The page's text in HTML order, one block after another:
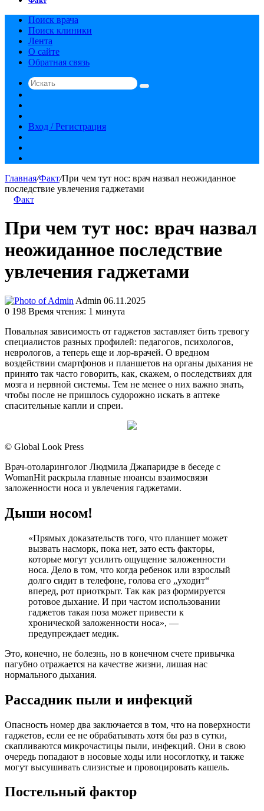
Поиск врача
Поиск клиники
Лента
О сайте
Обратная связь
Искать
статья
Вход / Регистрация
Главная/Факт/При чем тут нос: врач назвал неожиданное
последствие увлечения гаджетами
Факт
При чем тут нос: врач назвал
неожиданное последствие
увлечения гаджетами
Admin Send
an
06.11.2025
0 198 Время чтения: 1 минута
Повальная зависимость от гаджетов заставляет бить тревогу
специалистов разных профилей: педагогов, психологов,
неврологов, а теперь еще и лор-врачей. О вредном
воздействии смартфонов и планшетов на органы дыхания не
принято так часто говорить, как, скажем, о последствиях для
мозга и нервной системы. Тем не менее о них важно знать,
чтобы после не пришлось судорожно искать в аптеке
спасительные капли и спреи.
© Global Look Press
Врач-отоларинголог Людмила Джапаридзе в беседе с
WomanHit раскрыла главные нюансы взаимосвязи
заложенности носа и увлечения гаджетами.
Дыши носом!
«Прямых доказательств того, что планшет может
вызвать насморк, пока нет, зато есть факторы,
которые могут усилить ощущение заложенности
носа. Дело в том, что когда ребенок или взрослый
долго сидит в телефоне, голова его „уходит“
вперед, рот приоткрыт. Так как раз формируется
ротовое дыхание. И при частом использовании
гаджетов такая поза может привести к
хронической заложенности носа», —
предупреждает медик.
Это, конечно, не болезнь, но в конечном счете привычка
пагубно отражается на качестве жизни, лишая нас
нормального дыхания.
Рассадник пыли и инфекций
Опасность номер два заключается в том, что на поверхности
гаджетов, если ее не обрабатывать хотя бы раз в сутки,
скапливаются микрочастицы пыли, инфекций. Они в свою
очередь попадают в носовые ходы или носоглотку, и также
могут высушивать слизистые и провоцировать кашель.
Постельный фактор